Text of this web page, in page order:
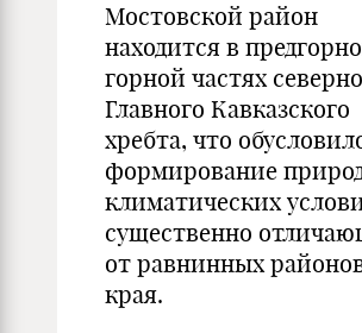
Мостовской район
находится в
горной частях
Главного Кавказского
хребта, что
формирование
климатических
существенно
от равнинных
края.